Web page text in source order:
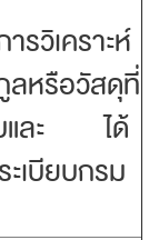
รวิเคราะห์
หรือวัสดุที่
บและ ได้
เบียบกรม